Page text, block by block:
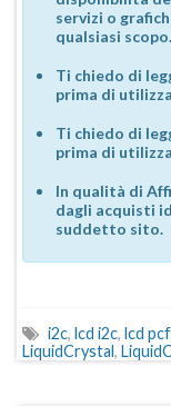
servizi o
qualsiasi scopo.
Ti chiedo di
prima di
Ti chiedo di
prima di
In qualità di
dagli acquisti
suddetto sito.
i2c, lcd i2c, lcd
LiquidCrystal,